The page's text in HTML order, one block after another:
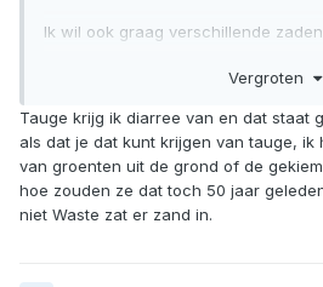
Ik wil ook graag verschillende
is ook nog eens heel voedzaam.
onzichtbaar voor anderen
ik kan het iedereen aanraden.
Doe het wel heel hygiënische
niet goed doet kan je dodelijke
Vergroten
Tauge krijg ik diarree van en dat staat
als dat je dat kunt krijgen van tauge, ik
van groenten uit de grond of de
hoe zouden ze dat toch 50 jaar
niet Waste zat er zand in.